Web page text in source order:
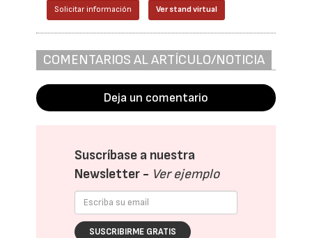
Solicitar información Ver stand virtual
COMENTARIOS AL ARTÍCULO/NOTICIA
Deja un comentario
Suscríbase a nuestra
Newsletter - Ver ejemplo
SUSCRIBIRME GRATIS